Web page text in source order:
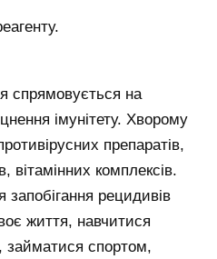
спрямовується на
імунітету. Хворому
препаратів,
вітамінних комплексів.
запобігання рецидивів
життя, навчитися
займатися спортом,